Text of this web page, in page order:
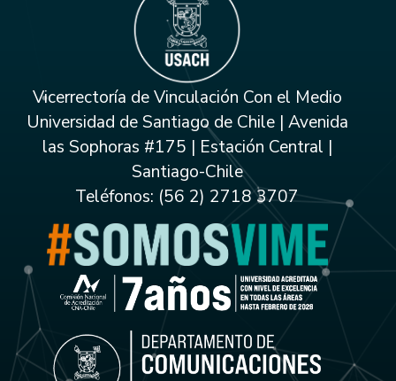
Vicerrectoría de Vinculación Con el Medio
Universidad de Santiago de Chile | Avenida
las Sophoras #175 | Estación Central |
Santiago-Chile
Teléfonos: (56 2) 2718 3707